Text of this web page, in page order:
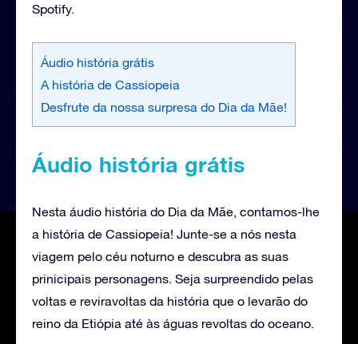
Spotify.
Áudio história grátis
A história de Cassiopeia
Desfrute da nossa surpresa do Dia da Mãe!
Áudio história grátis
Nesta áudio história do Dia da Mãe, contamos-lhe
a história de Cassiopeia! Junte-se a nós nesta
viagem pelo céu noturno e descubra as suas
prinicipais personagens. Seja surpreendido pelas
voltas e reviravoltas da história que o levarão do
reino da Etiópia até às águas revoltas do oceano.